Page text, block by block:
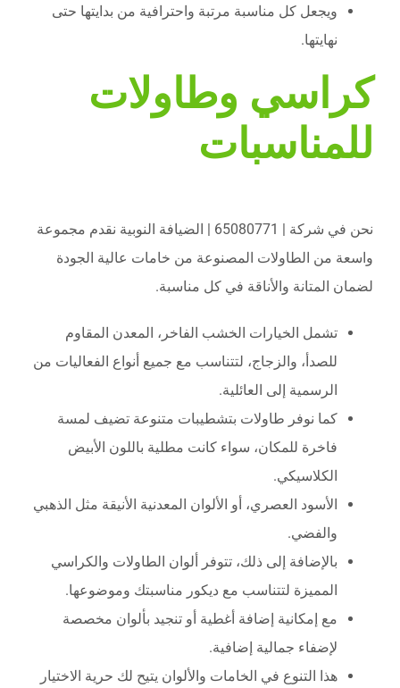
ويجعل كل مناسبة مرتبة واحترافية من بدايتها حتى
نهايتها.
كراسي وطاولات
للمناسبات
نحن في شركة | 65080771 | الضيافة النوبية نقدم مجموعة
واسعة من الطاولات المصنوعة من خامات عالية الجودة
لضمان المتانة والأناقة في كل مناسبة.
تشمل الخيارات الخشب الفاخر، المعدن المقاوم
للصدأ، والزجاج، لتتناسب مع جميع أنواع الفعاليات من
الرسمية إلى العائلية.
كما نوفر طاولات بتشطيبات متنوعة تضيف لمسة
فاخرة للمكان، سواء كانت مطلية باللون الأبيض
الكلاسيكي.
الأسود العصري، أو الألوان المعدنية الأنيقة مثل الذهبي
والفضي.
بالإضافة إلى ذلك، تتوفر ألوان الطاولات والكراسي
المميزة لتتناسب مع ديكور مناسبتك وموضوعها.
مع إمكانية إضافة أغطية أو تنجيد بألوان مخصصة
لإضفاء جمالية إضافية.
هذا التنوع في الخامات والألوان يتيح لك حرية الاختيار